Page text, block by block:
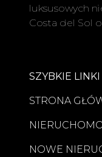
luksusowych
Costa del Sol
SZYBKIE LINKI
STRONA
NOWE